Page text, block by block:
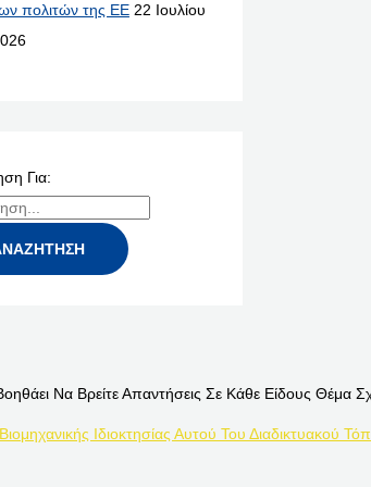
πολιτών της ΕΕ 22 Ιουλίου
Για:
Να Βρείτε Απαντήσεις Σε Κάθε Είδους Θέμα
Ιδιοκτησίας Αυτού Του Διαδικτυακού